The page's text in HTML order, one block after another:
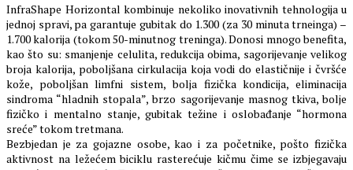
InfraShape Horizontal kombinuje nekoliko inovativnih tehnologija u
jednoj spravi, pa garantuje gubitak do 1.300 (za 30 minuta trneinga) –
1.700 kalorija (tokom 50-minutnog treninga). Donosi mnogo benefita,
kao što su: smanjenje celulita, redukcija obima, sagorijevanje velikog
broja kalorija, poboljšana cirkulacija koja vodi do elastičnije i čvršće
kože, poboljšan limfni sistem, bolja fizička kondicija, eliminacija
sindroma “hladnih stopala”, brzo sagorijevanje masnog tkiva, bolje
fizičko i mentalno stanje, gubitak težine i oslobađanje “hormona
sreće” tokom tretmana.
Bezbjedan je za gojazne osobe, kao i za početnike, pošto fizička
aktivnost na ležećem biciklu rasterećuje kičmu čime se izbjegavaju